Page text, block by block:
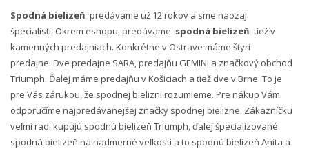
Spodná bielizeň predávame už 12 rokov a sme naozaj
špecialisti. Okrem eshopu, predávame spodná bielizeň tiež v
kamenných predajniach. Konkrétne v Ostrave máme štyri
predajne. Dve predajne SARA, predajňu GEMINI a značkový obchod
Triumph. Ďalej máme predajňu v Košiciach a tiež dve v Brne. To je
pre Vás zárukou, že spodnej bielizni rozumieme. Pre nákup Vám
odporučíme najpredávanejšej značky spodnej bielizne. Zákazníčku
veľmi radi kupujú spodnú bielizeň Triumph, ďalej špecializované
spodná bielizeň na nadmerné veľkosti a to spodnú bielizeň Anita a